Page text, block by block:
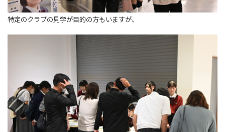
特定のクラブの見学が目的の方もいますが、